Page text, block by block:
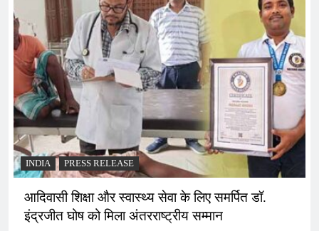
INDIA PRESS RELEASE
आदिवासी शिक्षा और स्वास्थ्य सेवा के लिए समर्पित डॉ.
इंद्रजीत घोष को मिला अंतरराष्ट्रीय सम्मान